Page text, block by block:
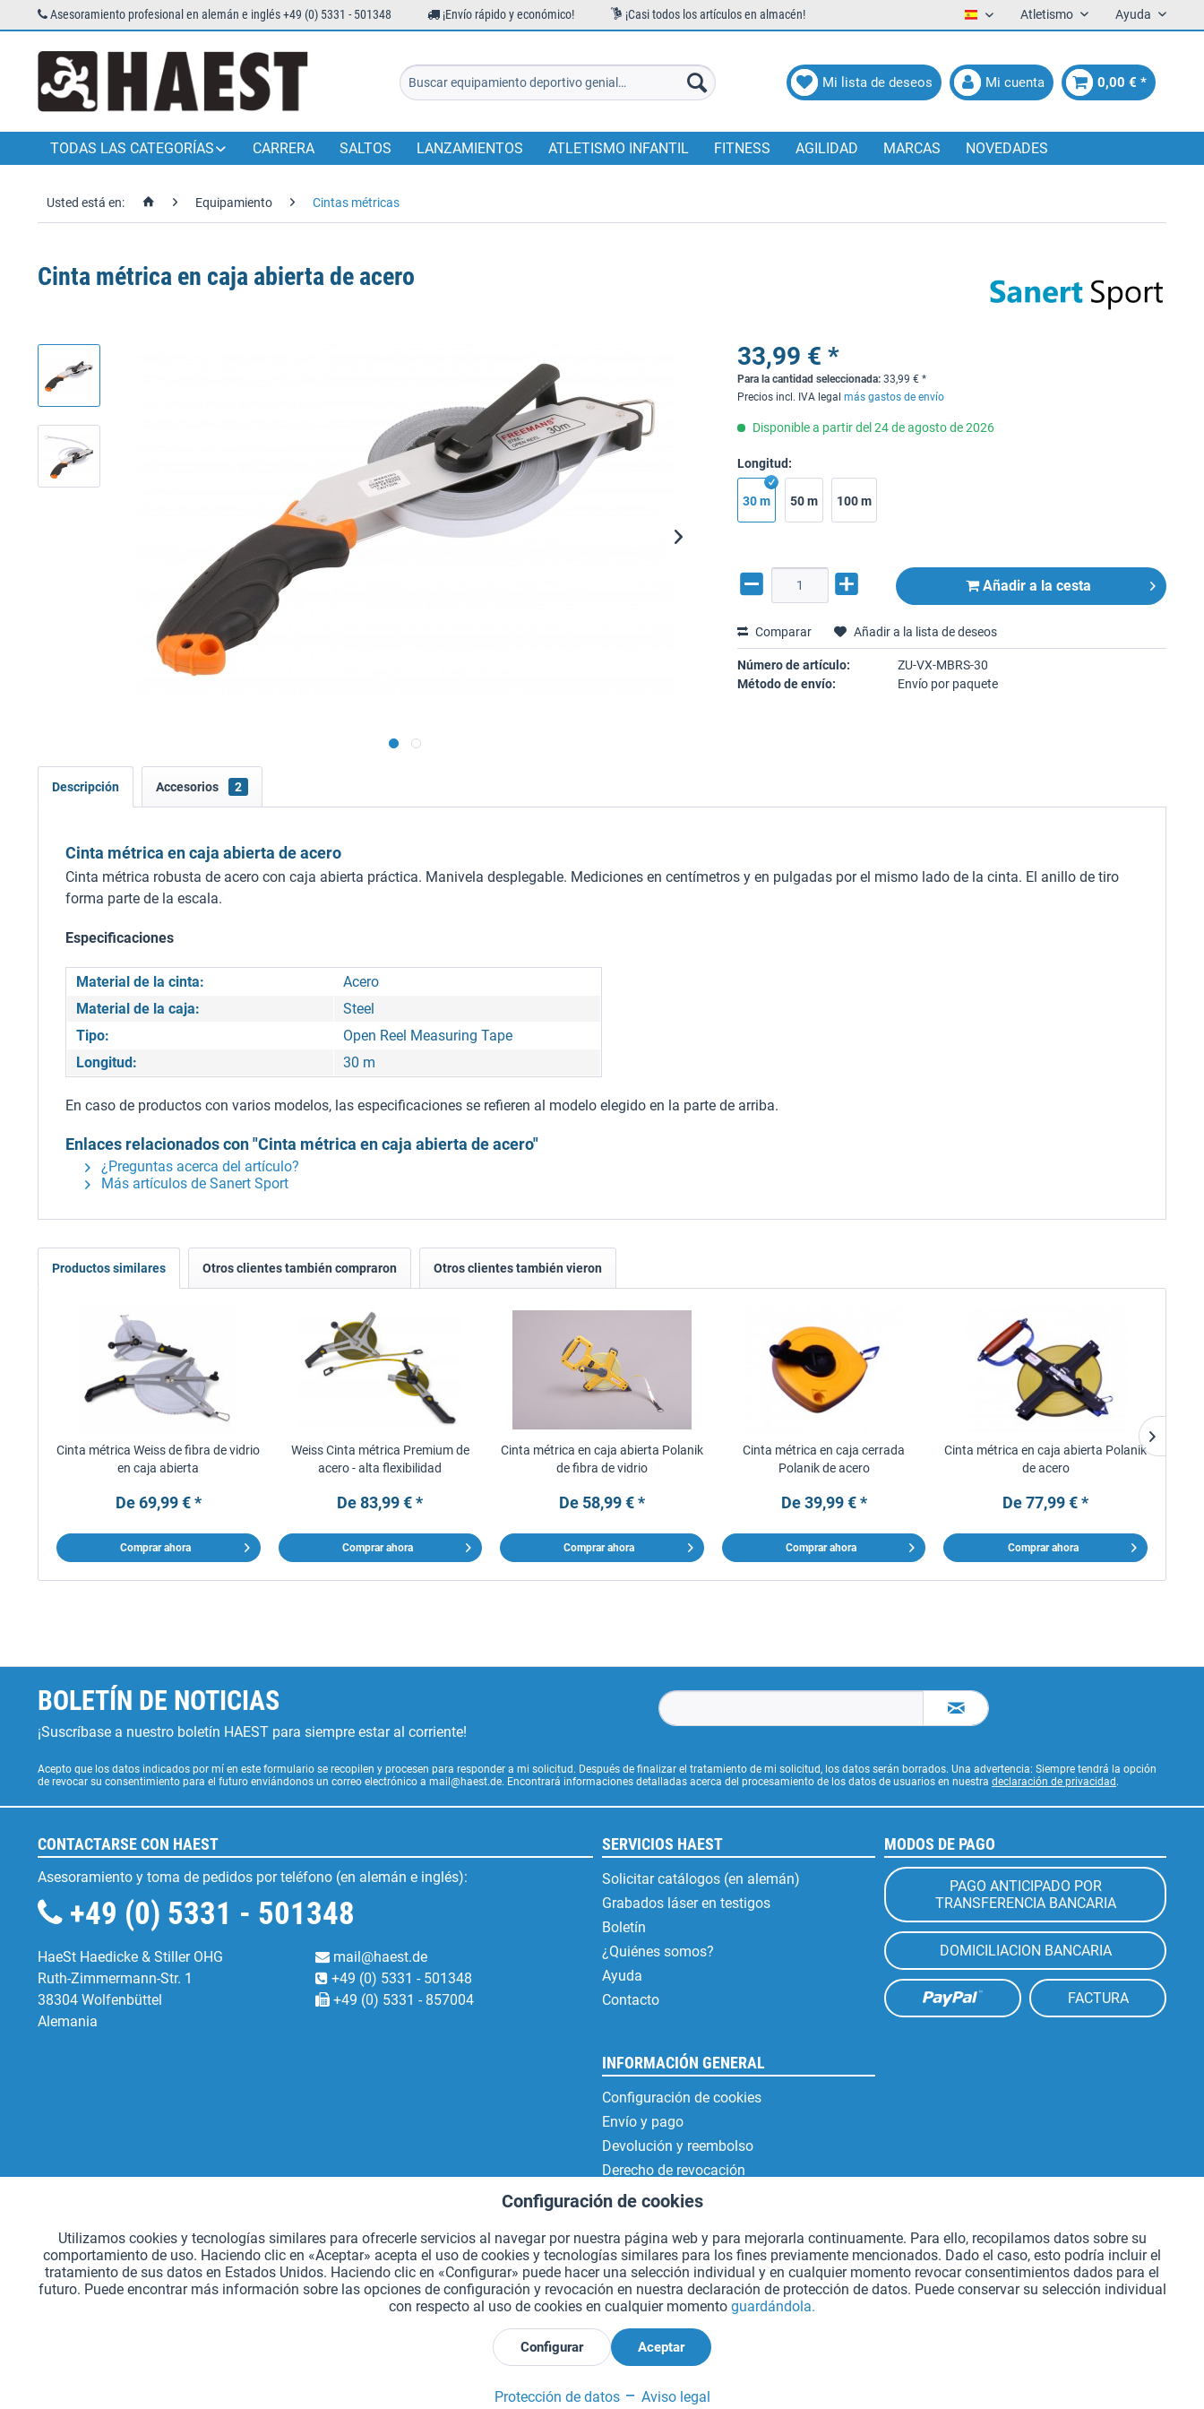
Asesoramiento profesional en alemán e inglés +49 (0) 5331 - 501348 ¡Envío rápido y económico! ¡Casi todos los artículos en almacén! EspañolAtletismo Ayuda
Mi lista de deseos Mi cuenta 0,00 € *
TODAS LAS CATEGORÍAS CARRERA SALTOS LANZAMIENTOS ATLETISMO INFANTIL FITNESS AGILIDAD MARCAS NOVEDADES
Usted está en: Equipamiento Cintas métricas
Cinta métrica en caja abierta de acero
33,99 € *
Para la cantidad seleccionada:33,99 € *
Precios incl. IVA legalmás gastos de envío
Disponible a partir del 24 de agosto de 2026
Longitud:
30 m 50 m 100 m
Añadir a la cesta
Comparar Añadir a la lista de deseos
Número de artículo:
ZU-VX-MBRS-30
Método de envío:
Envío por paquete
Descripción Accesorios 2
Cinta métrica en caja abierta de acero
Cinta métrica robusta de acero con caja abierta práctica. Manivela desplegable. Mediciones en centímetros y en pulgadas por el mismo lado de la cinta. El anillo de tiro
forma parte de la escala.
Especificaciones
Material de la cinta:
Acero
Material de la caja:
Steel
Tipo:
Open Reel Measuring Tape
Longitud:
30 m
En caso de productos con varios modelos, las especificaciones se refieren al modelo elegido en la parte de arriba.
Enlaces relacionados con "Cinta métrica en caja abierta de acero"
¿Preguntas acerca del artículo?
Más artículos de Sanert Sport
Productos similares Otros clientes también compraron Otros clientes también vieron
Cinta métrica Weiss de fibra de vidrio
en caja abierta
De 69,99 € *
Comprar ahora
Weiss Cinta métrica Premium de
acero - alta flexibilidad
De 83,99 € *
Comprar ahora
Cinta métrica en caja abierta Polanik
de fibra de vidrio
De 58,99 € *
Comprar ahora
Cinta métrica en caja cerrada
Polanik de acero
De 39,99 € *
Comprar ahora
Cinta métrica en caja abierta Polanik
de acero
De 77,99 € *
Comprar ahora
BOLETÍN DE NOTICIAS
¡Suscríbase a nuestro boletín HAEST para siempre estar al corriente!
Acepto que los datos indicados por mí en este formulario se recopilen y procesen para responder a mi solicitud. Después de finalizar el tratamiento de mi solicitud, los datos serán borrados. Una advertencia: Siempre tendrá la opción
de revocar su consentimiento para el futuro enviándonos un correo electrónico a mail@haest.de. Encontrará informaciones detalladas acerca del procesamiento de los datos de usuarios en nuestra declaración de privacidad .
CONTACTARSE CON HAEST
Asesoramiento y toma de pedidos por teléfono (en alemán e inglés):
+49 (0) 5331 - 501348
HaeSt Haedicke & Stiller OHG
Ruth-Zimmermann-Str. 1
38304 Wolfenbüttel
Alemania
mail@haest.de
+49 (0) 5331 - 501348
+49 (0) 5331 - 857004
SERVICIOS HAEST
Solicitar catálogos (en alemán)
Grabados láser en testigos
Boletín
¿Quiénes somos?
Ayuda
Contacto
INFORMACIÓN GENERAL
Configuración de cookies
Envío y pago
Devolución y reembolso
Derecho de revocación
Protección de datos
Aviso legal
MODOS DE PAGO
PAGO ANTICIPADO POR
TRANSFERENCIA BANCARIA
DOMICILIACION BANCARIA
FACTURA
*Todos los precios incluyen IVA. Se añaden los gastos de envío.
Declarar el desistimiento
Seguimiento Aktiv
Configuración de cookies
Utilizamos cookies y tecnologías similares para ofrecerle servicios al navegar por nuestra página web y para mejorarla continuamente. Para ello, recopilamos datos sobre su
comportamiento de uso. Haciendo clic en «Aceptar» acepta el uso de cookies y tecnologías similares para los fines previamente mencionados. Dado el caso, esto podría incluir el
tratamiento de sus datos en Estados Unidos. Haciendo clic en «Configurar» puede hacer una selección individual y en cualquier momento revocar consentimientos dados para el
futuro. Puede encontrar más información sobre las opciones de configuración y revocación en nuestra declaración de protección de datos. Puede conservar su selección individual
con respecto al uso de cookies en cualquier momento guardándola.
Configurar Aceptar
Protección de datos Aviso legal